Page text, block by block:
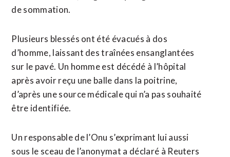
de sommation.
Plusieurs blessés ont été évacués à dos
d’homme, laissant des traînées ensanglantées
sur le pavé. Un homme est décédé à l’hôpital
après avoir reçu une balle dans la poitrine,
d’après une source médicale qui n’a pas souhaité
être identifiée.
Un responsable de l’Onu s’exprimant lui aussi
sous le sceau de l’anonymat a déclaré à Reuters